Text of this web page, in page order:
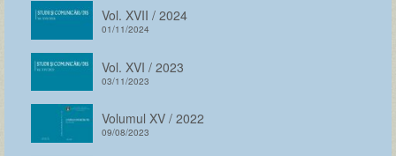
Vol. XVII / 2024
01/11/2024
Vol. XVI / 2023
03/11/2023
Volumul XV / 2022
09/08/2023